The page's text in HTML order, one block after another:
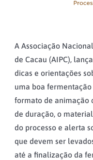
A Associação
de Cacau (AIPC),
dicas e orientações
uma boa fermentação
formato de animação
de duração, o
do processo e alerta
que devem ser
até a finalização da